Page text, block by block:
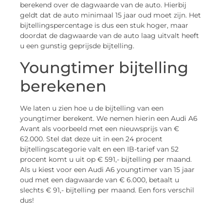
berekend over de dagwaarde van de auto. Hierbij
geldt dat de auto minimaal 15 jaar oud moet zijn. Het
bijtellingspercentage is dus een stuk hoger, maar
doordat de dagwaarde van de auto laag uitvalt heeft
u een gunstig geprijsde bijtelling.
Youngtimer bijtelling
berekenen
We laten u zien hoe u de bijtelling van een
youngtimer berekent. We nemen hierin een Audi A6
Avant als voorbeeld met een nieuwsprijs van €
62.000. Stel dat deze uit in een 24 procent
bijtellingscategorie valt en een IB-tarief van 52
procent komt u uit op € 591,- bijtelling per maand.
Als u kiest voor een Audi A6 youngtimer van 15 jaar
oud met een dagwaarde van € 6.000, betaalt u
slechts € 91,- bijtelling per maand. Een fors verschil
dus!